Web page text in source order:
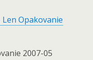
Len Opakovanie
2007-05